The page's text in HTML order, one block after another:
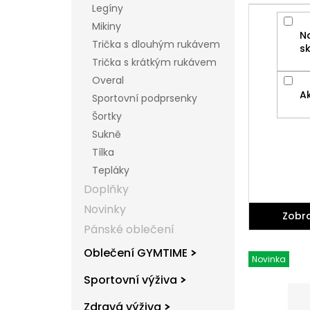
Legíny
Mikiny
Trička s dlouhým rukávem
Trička s krátkým rukávem
Overal
Sportovní podprsenky
Šortky
Sukně
Tílka
Tepláky
Doplňky
Novinky
Pánské oblečení
Oblečení GYMTIME
Sportovní výživa
V
ýNovinka